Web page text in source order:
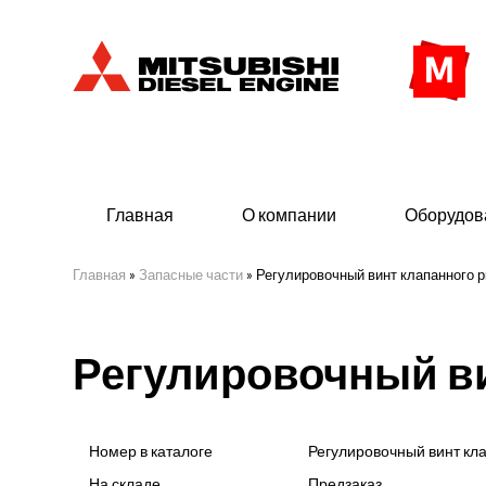
Главная О компании
- Индустриального исполнения
-
(380
Главная » Запасные части » Регулировочный винт клапанного
Регулировочный
Номер в каталоге
Регулировочный винт